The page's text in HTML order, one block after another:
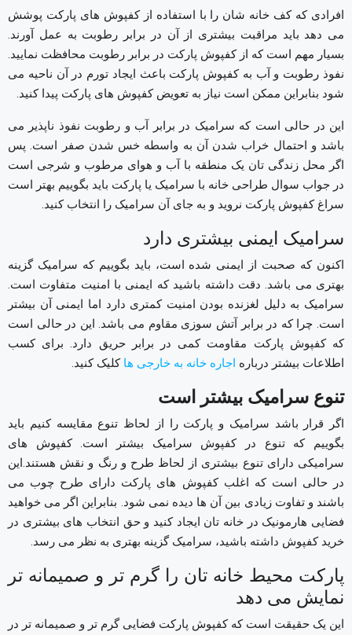
افرادی که کف خانه شان را با استفاده از کفپوش های پارکت پوشش
می دهد باید مراقبت بیشتری از آن در برابر رطوبت به عمل آورند.
بسیار مهم است که از کفپوش پارکت در برابر رطوبت محافظت نمایید.
نفوذ رطوبت و آب به کفپوش پارکت باعث ایجاد تورم در آن ناحیه می
شود بنابراین ممکن است نیاز به تعویض کفپوش های پارکت پیدا کنید.
این در حالی است که سرامیک در برابر آب و رطوبت نفوذ ناپذیر می
باشد و احتمال خراب شدن آن به واسطه خس شدن صفر است. پس
اگر محل زندگی تان یک منطقه با آب و هوای مرطوب و شرجی است
در جواب سوال طراحی خانه با سرامیک یا پارکت باید بگوییم بهتر است
سراغ کفپوش پارکت نروید و به جای آن سرامیک را انتخاب کنید.
سرامیک ایمنی بیشتری دارد
اکنون که صحبت از ایمنی شده است، باید بگوییم که سرامیک گزینه
بهتری می باشد. دقت داشته باشید که ایمنی با امنیت متفاوت است.
سرامیک به دلیل لغزنده بودن امنیت کمتری دارد اما ایمنی آن بیشتر
است. چرا که در برابر آتش سوزی مقاوم می باشد. این در حالی است
که کفپوش پارکت مقاومت کمی در برابر حریق دارد. برای کسب
اطلاعات بیشتر درباره اجاره خانه به خارجی ها کلیک کنید.
تنوع سرامیک بیشتر است
اگر قرار باشد سرامیک و پارکت را از لحاظ تنوع مقایسه کنیم باید
بگوییم که تنوع در کفپوش سرامیک بیشتر است. کفپوش های
سرامیکی دارای تنوع بیشتری از لحاظ طرح و رنگ و نقش هستند.این
در حالی است که اغلب کفپوش های پارکت دارای طرح چوب می
باشند و تفاوت زیادی بین آن ها دیده نمی شود. بنابراین اگر می خواهید
فضایی هارمونیک در خانه تان ایجاد کنید و حق انتخاب های بیشتری در
خرید کفپوش داشته باشید، سرامیک گزینه بهتری به نظر می رسد.
پارکت محیط خانه تان را گرم تر و صمیمانه تر
نمایش می دهد
این یک حقیقت است که کفپوش پارکت فضایی گرم تر و صمیمانه تر در